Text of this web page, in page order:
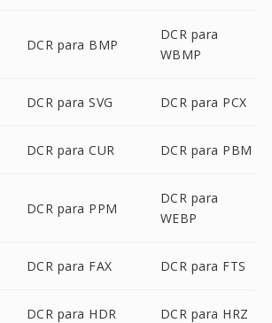
DCR para BMP
DCR para
WBMP
DCR para SVG DCR para PCX
DCR para CUR DCR para PBM
DCR para PPM
DCR para
WEBP
DCR para FAX DCR para FTS
DCR para HDR DCR para HRZ